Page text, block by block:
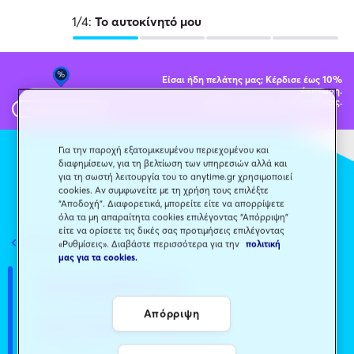
1/4: Το αυτοκίνητό μου
Είσαι ήδη πελάτης μας; Κέρδισε έως 10%
έκπτωση.
Ισχύουν όροι και προϋποθέσεις.
Πίσω στην αρχική
αυτοκινήτου
Για την παροχή εξατομικευμένου περιεχομένου και
διαφημίσεων, για τη βελτίωση των υπηρεσιών αλλά και
για τη σωστή λειτουργία του το anytime.gr χρησιμοποιεί
cookies. Αν συμφωνείτε με τη χρήση τους επιλέξτε
“Αποδοχή”. Διαφορετικά, μπορείτε είτε να απορρίψετε
όλα τα μη απαραίτητα cookies επιλέγοντας “Απόρριψη”
είτε να ορίσετε τις δικές σας προτιμήσεις επιλέγοντας
«Ρυθμίσεις». Διαβάστε περισσότερα για την
πολιτική
μας για τα cookies.
Απόρριψη